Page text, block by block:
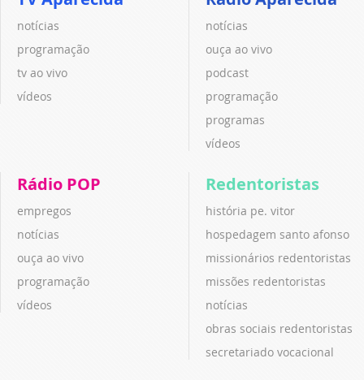
notícias
programação
tv ao vivo
vídeos
notícias
ouça ao vivo
podcast
programação
programas
vídeos
Rádio POP
empregos
notícias
ouça ao vivo
programação
vídeos
Redentoristas
história pe. vitor
hospedagem santo afonso
missionários redentoristas
missões redentoristas
notícias
obras sociais redentoristas
secretariado vocacional